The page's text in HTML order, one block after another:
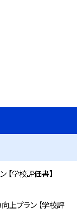
【学校評価書】
上プラン 【学校評